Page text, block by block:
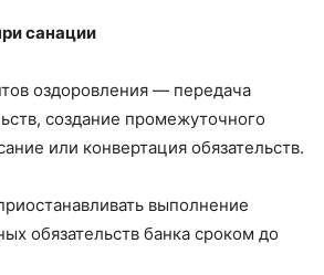
санации
оздоровления — передача
создание промежуточного
или конвертация обязательств.
выполнение
обязательств банка сроком до